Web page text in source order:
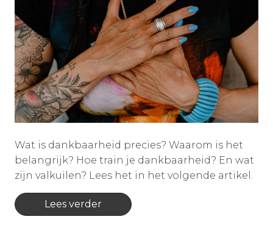
Wat is dankbaarheid precies? Waarom is het
belangrijk? Hoe train je dankbaarheid? En wat
zijn valkuilen? Lees het in het volgende artikel.
Lees verder